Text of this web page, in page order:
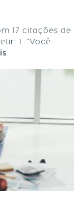
17 citações de
1. “Você